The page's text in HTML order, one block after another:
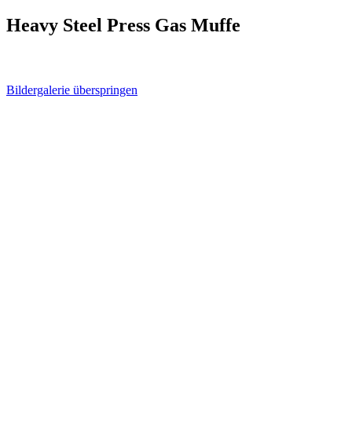
Heavy Steel Press Gas Muffe
Bildergalerie überspringen